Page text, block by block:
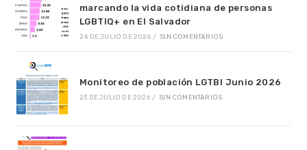
marcando la vida cotidiana de personas
LGBTIQ+ en El Salvador
24 DE JULIO DE 2026 / SIN COMENTARIOS
Monitoreo de población LGTBI Junio 2026
23 DE JULIO DE 2026 / SIN COMENTARIOS